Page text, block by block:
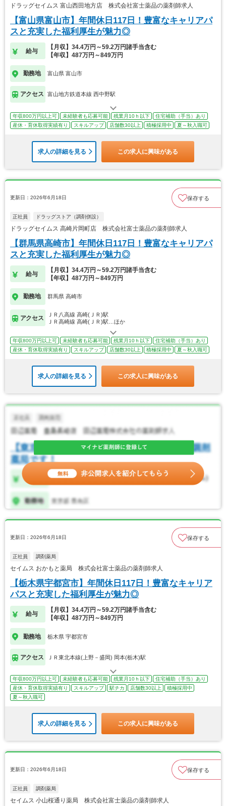
ドラッグセイムス 富山西田地方店 株式会社富士薬品の薬剤師求人
【富山県富山市】年間休日117日！豊富なキャリアパ
スと充実した福利厚生が魅力◎
給与
【月収】34.4万円～59.2万円諸手当含む
【年収】487万円～849万円
勤務地 富山県 富山市
アクセス 富山地方鉄道本線 西中野駅
年収800万円以上可 未経験者も応募可能 残業月10ｈ以下
住宅補助（手当）あり
産休・育休取得実績有り
スキルアップ 店舗数30以上 積極採用中 夏～秋入職可
求人の詳細を見る この求人に興味がある
更新日：2026年6月18日 保存する
正社員 ドラッグストア（調剤併設）
ドラッグセイムス 高崎片岡町店 株式会社富士薬品の薬剤師求人
【群馬県高崎市】年間休日117日！豊富なキャリアパ
スと充実した福利厚生が魅力◎
給与
【月収】34.4万円～59.2万円諸手当含む
【年収】487万円～849万円
勤務地 群馬県 高崎市
アクセス
ＪＲ八高線 高崎(ＪＲ)駅
ＪＲ高崎線 高崎(ＪＲ)駅…ほか
年収800万円以上可 未経験者も応募可能 残業月10ｈ以下
住宅補助（手当）あり
産休・育休取得実績有り
スキルアップ 店舗数30以上 積極採用中 夏～秋入職可
求人の詳細を見る この求人に興味がある
更新日：2026年6月18日 保存する
正社員 調剤薬局
セイムス おかもと薬局 株式会社富士薬品の薬剤師求人
【栃木県宇都宮市】年間休日117日！豊富なキャリア
パスと充実した福利厚生が魅力◎
給与
【月収】34.4万円～59.2万円諸手当含む
【年収】487万円～849万円
勤務地 栃木県 宇都宮市
アクセス ＪＲ東北本線(上野－盛岡) 岡本(栃木)駅
年収800万円以上可 未経験者も応募可能 残業月10ｈ以下
住宅補助（手当）あり
産休・育休取得実績有り
スキルアップ 駅チカ 店舗数30以上
積極採用中
夏～秋入職可
求人の詳細を見る この求人に興味がある
更新日：2026年6月18日 保存する
正社員 調剤薬局
セイムス 小山桜通り薬局 株式会社富士薬品の薬剤師求人